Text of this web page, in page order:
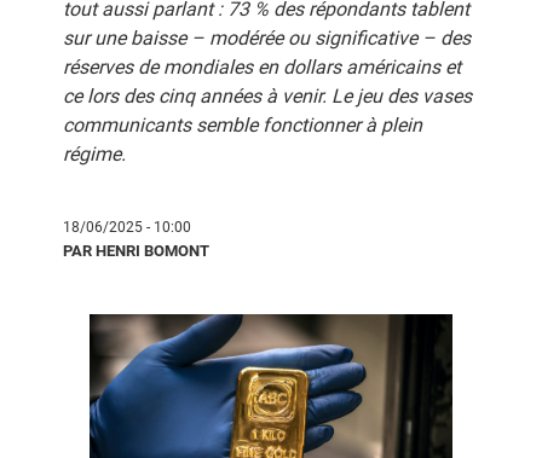
tout aussi parlant : 73 % des répondants tablent
sur une baisse – modérée ou significative – des
réserves de mondiales en dollars américains et
ce lors des cinq années à venir. Le jeu des vases
communicants semble fonctionner à plein
régime.
18/06/2025 - 10:00
PAR HENRI BOMONT